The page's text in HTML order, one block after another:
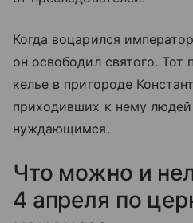
Когда воцарился
он освободил святого. Тот
келье в пригороде
приходивших к нему людей
нуждающимся.
Что можно и
4 апреля по